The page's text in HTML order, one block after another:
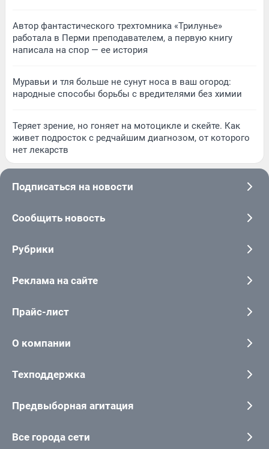
Автор фантастического трехтомника «Трилунье»
работала в Перми преподавателем, а первую книгу
написала на спор — ее история
Муравьи и тля больше не сунут носа в ваш огород:
народные способы борьбы с вредителями без химии
Теряет зрение, но гоняет на мотоцикле и скейте. Как
живет подросток с редчайшим диагнозом, от которого
нет лекарств
Подписаться на новости
Сообщить новость
Рубрики
Реклама на сайте
Прайс-лист
О компании
Техподдержка
Предвыборная агитация
Все города сети